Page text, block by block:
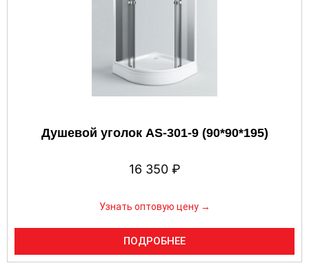
Душевой уголок AS-301-9 (90*90*195)
16 350 ₽
Узнать оптовую цену →
ПОДРОБНЕЕ